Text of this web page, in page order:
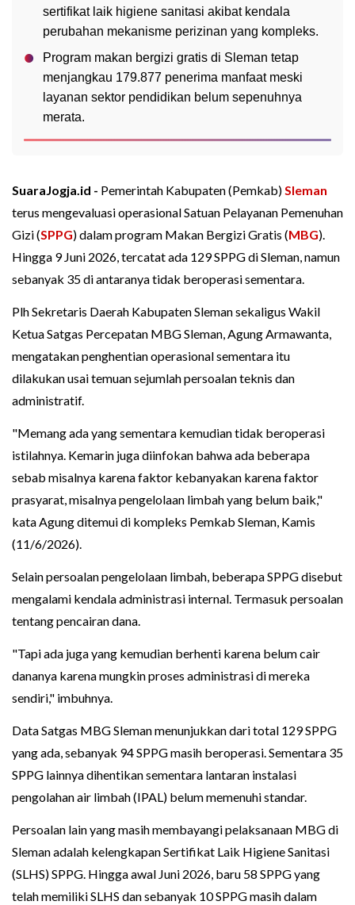
sertifikat laik higiene sanitasi akibat kendala
perubahan mekanisme perizinan yang kompleks.
Program makan bergizi gratis di Sleman tetap
menjangkau 179.877 penerima manfaat meski
layanan sektor pendidikan belum sepenuhnya
merata.
SuaraJogja.id - Pemerintah Kabupaten (Pemkab)Sleman
terus mengevaluasi operasional Satuan Pelayanan Pemenuhan
Gizi (SPPG) dalam program Makan Bergizi Gratis (MBG).
Hingga 9 Juni 2026, tercatat ada 129 SPPG di Sleman, namun
sebanyak 35 di antaranya tidak beroperasi sementara.
Plh Sekretaris Daerah Kabupaten Sleman sekaligus Wakil
Ketua Satgas Percepatan MBG Sleman, Agung Armawanta,
mengatakan penghentian operasional sementara itu
dilakukan usai temuan sejumlah persoalan teknis dan
administratif.
"Memang ada yang sementara kemudian tidak beroperasi
istilahnya. Kemarin juga diinfokan bahwa ada beberapa
sebab misalnya karena faktor kebanyakan karena faktor
prasyarat, misalnya pengelolaan limbah yang belum baik,"
kata Agung ditemui di kompleks Pemkab Sleman, Kamis
(11/6/2026).
Selain persoalan pengelolaan limbah, beberapa SPPG disebut
mengalami kendala administrasi internal. Termasuk persoalan
tentang pencairan dana.
"Tapi ada juga yang kemudian berhenti karena belum cair
dananya karena mungkin proses administrasi di mereka
sendiri," imbuhnya.
Data Satgas MBG Sleman menunjukkan dari total 129 SPPG
yang ada, sebanyak 94 SPPG masih beroperasi. Sementara 35
SPPG lainnya dihentikan sementara lantaran instalasi
pengolahan air limbah (IPAL) belum memenuhi standar.
Persoalan lain yang masih membayangi pelaksanaan MBG di
Sleman adalah kelengkapan Sertifikat Laik Higiene Sanitasi
(SLHS) SPPG. Hingga awal Juni 2026, baru 58 SPPG yang
telah memiliki SLHS dan sebanyak 10 SPPG masih dalam